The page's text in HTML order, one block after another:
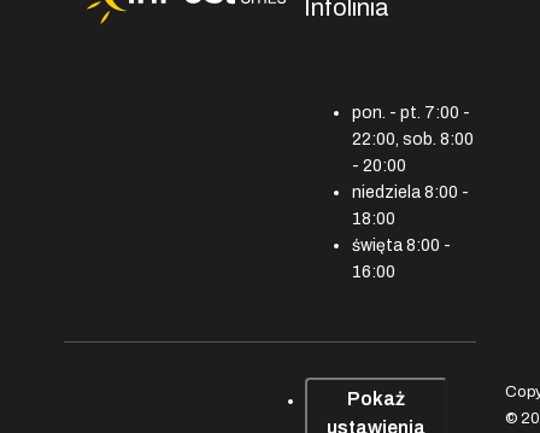
Infolinia
pon. - pt. 7:00 -
22:00, sob. 8:00
- 20:00
niedziela 8:00 -
18:00
święta 8:00 -
16:00
Pokaż
ustawienia
©